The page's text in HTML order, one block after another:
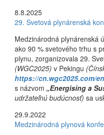
8.8.2025
29. Svetová plynárenská
Medzinárodná plynárenská
ako 90 % svetového trhu s
plynu, zorganizovala 29.
(WGC2025) v Pekingu
https://cn.wgc2025.com/
s názvom „Energising a
udržateľnú budúcnosť) sa
29.9.2022
Medzinárodná plynová